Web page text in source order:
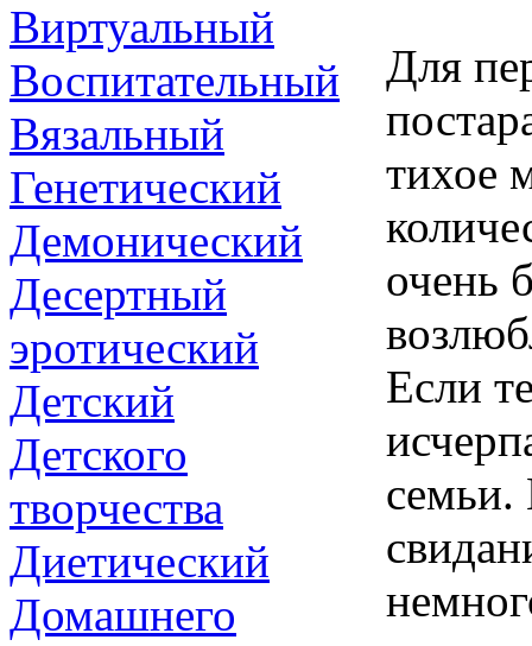
Виртуальный
Воспитательный
Вязальный
Генетический
Демонический
Десертный
эротический
Детский
Детского
творчества
Диетический
Домашнего
Для
тихое
очень
Если
семьи.